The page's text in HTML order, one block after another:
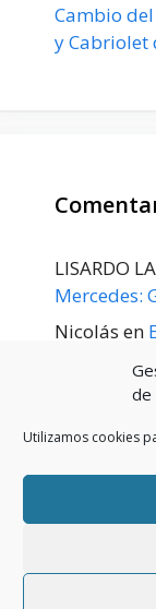
de
Utilizamos cookies
Cambio
y Cabriolet
LISARDO
Mercedes:
Nicolás en
trasero
principios
© 2026 Blog